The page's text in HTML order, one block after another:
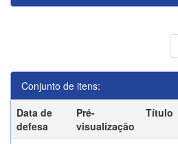
Conjunto de itens:
Data de
defesa
Pré-
visualização
Título